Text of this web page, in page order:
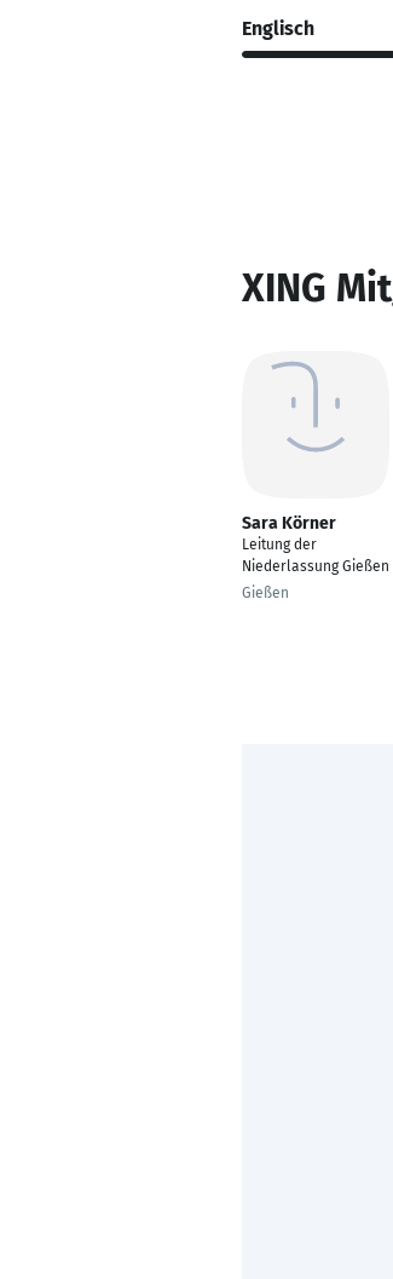
Englisch
XING
Sara Körner
Leitung der
Niederlassung Gießen
Gießen